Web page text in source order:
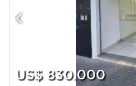
US$ 830.000